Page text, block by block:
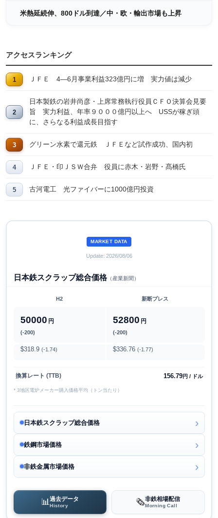
米熱延続伸、800ドル到達／中・欧・輸出市場も上昇
アクセスランキング
ＪＦＥ 4―6月事業利益323億円に増 実力値は減少
日本製鉄の岩井尚彦・上席常務執行役員ＣＦＯ決算会見要
旨 実力利益、年率９０００億円以上へ USSが稼ぎ頭
に、さらなる利益成長目指す
グリーン水素で還元鉄 ＪＦＥなど試作成功、国内初
ＪＦＥ・印ＪＳＷ合弁 役員に赤木・岩野・髙橋氏
古河電工 光ファイバーに1000億円投資
MARKET DATA
Update: 2026/08/06
日本鉄スクラップ総合価格（産業新聞）
H2 新断プレス
50000 円
(-200)
52800 円
(-200)
$318.9 (-1.74) $336.76 (-1.77)
換算レート (TTB) 156.79円 / ドル
* 3地区電炉メーカー購入価格平均（トン当たり）
日本鉄スクラップ総合価格
鉄鋼市場価格
非鉄金属市場価格
📊過去データ
History 🗞️非鉄相場配信
Morning Call